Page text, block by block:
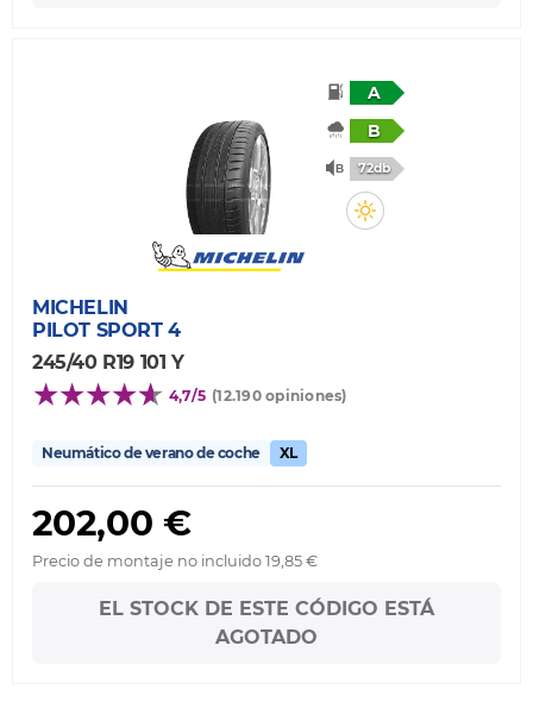
A
B
72db
MICHELIN
PILOT SPORT 4
245/40 R19 101 Y
4,7/5 (12.190 opiniones)
Neumático de verano de coche XL
202,00 €
Precio de montaje no incluido 19,85 €
EL STOCK DE ESTE CÓDIGO ESTÁ
AGOTADO